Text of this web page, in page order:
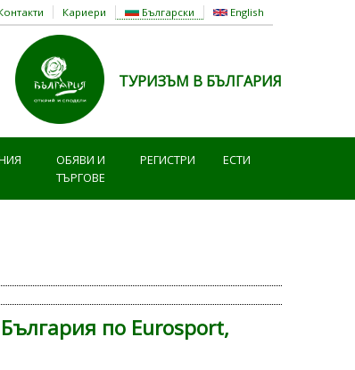
Български English
Кариери
ТУРИЗЪМ В БЪЛГАРИЯ
ОБЯВИ И
ТЪРГОВЕ
РЕГИСТРИ ЕСТИ
по Eurosport,